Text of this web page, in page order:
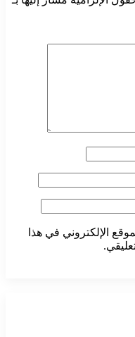
الإلكتروني في هذا